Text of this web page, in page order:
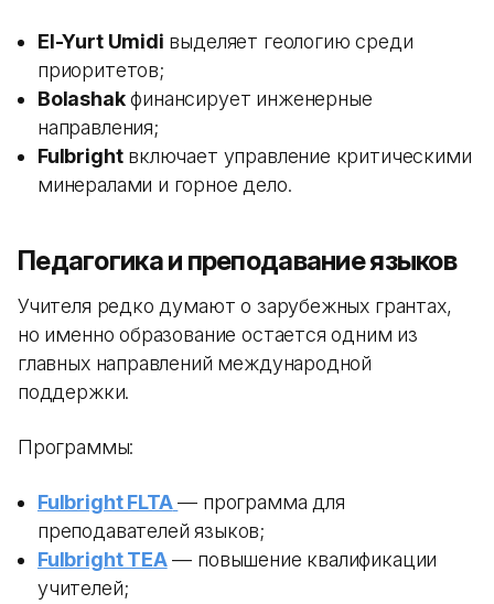
El-Yurt Umidi выделяет геологию среди
приоритетов;
Bolashakфинансирует инженерные
направления;
Fulbrightвключает управление критическими
минералами и горное дело.
Педагогика и преподавание языков
Учителя редко думают о зарубежных грантах,
но именно образование остается одним из
главных направлений международной
поддержки.
Программы:
Fulbright FLTA — программа для
преподавателей языков;
Fulbright TEA— повышение квалификации
учителей;